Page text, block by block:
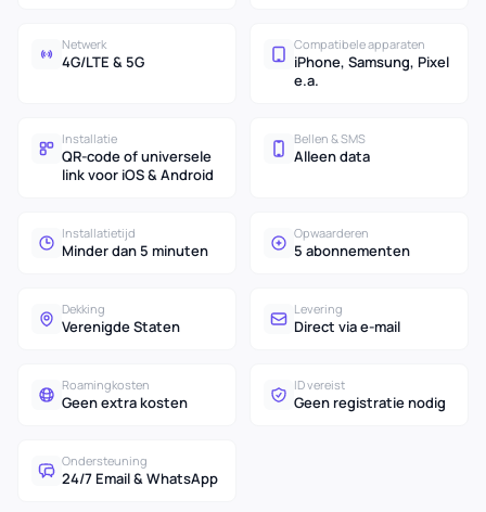
Netwerk
4G/LTE & 5G
Compatibele apparaten
iPhone, Samsung, Pixel
e.a.
Installatie
QR-code of universele
link voor iOS & Android
Bellen & SMS
Alleen data
Installatietijd
Minder dan 5 minuten
Opwaarderen
5 abonnementen
Dekking
Verenigde Staten
Levering
Direct via e-mail
Roamingkosten
Geen extra kosten
ID vereist
Geen registratie nodig
Ondersteuning
24/7 Email & WhatsApp